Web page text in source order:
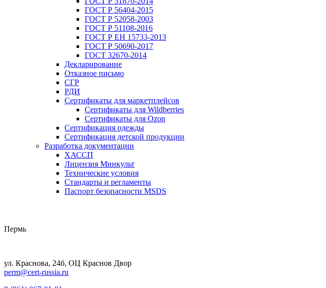
ГОСТ Р 56404-2015
ГОСТ Р 52058-2003
ГОСТ Р 51108-2016
ГОСТ Р ЕН 15733-2013
ГОСТ Р 50690-2017
ГОСТ 32670-2014
Декларирование
Отказное письмо
СГР
РДИ
Сертификаты для маркетплейсов
Сертификаты для Wildberries
Сертификаты для Ozon
Сертификация одежды
Сертификация детской продукции
Разработка документации
ХАССП
Лицензия Минкульт
Технические условия
Стандарты и регламенты
Паспорт безопасности MSDS
Пермь
ул. Краснова, 24б, ОЦ Краснов Двор
perm@cert-russia.ru